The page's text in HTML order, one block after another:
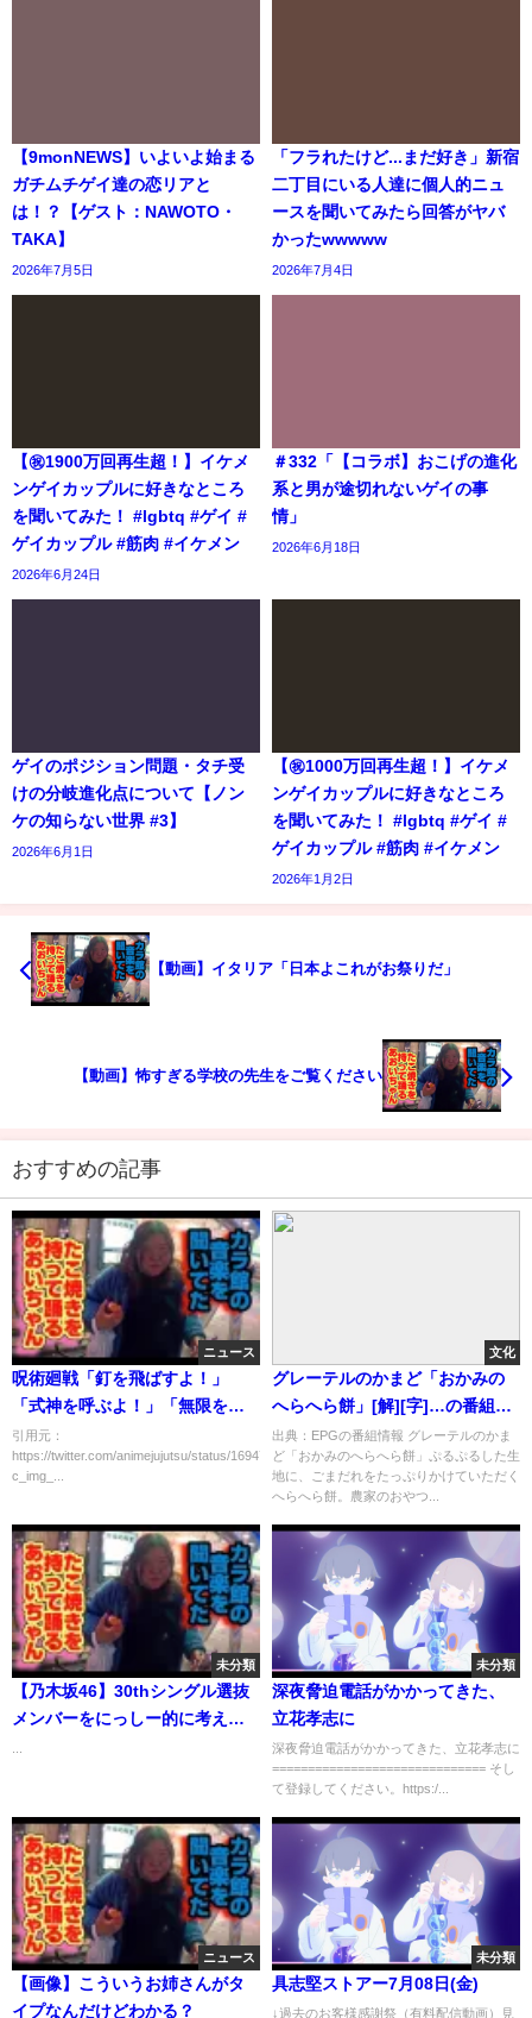
【9monNEWS】いよいよ始まる
ガチムチゲイ達の恋リアと
は！？【ゲスト：NAWOTO・
TAKA】
2026年7月5日
「フラれたけど...まだ好き」新宿
二丁目にいる人達に個人的ニュ
ースを聞いてみたら回答がヤバ
かったwwwww
2026年7月4日
【㊗️1900万回再生超！】イケメ
ンゲイカップルに好きなところ
を聞いてみた！ #lgbtq #ゲイ #
ゲイカップル #筋肉 #イケメン
2026年6月24日
＃332「【コラボ】おこげの進化
系と男が途切れないゲイの事
情」
2026年6月18日
ゲイのポジション問題・タチ受
けの分岐進化点について【ノン
ケの知らない世界 #3】
2026年6月1日
【㊗️1000万回再生超！】イケメ
ンゲイカップルに好きなところ
を聞いてみた！ #lgbtq #ゲイ #
ゲイカップル #筋肉 #イケメン
2026年1月2日
【動画】イタリア「日本よこれがお祭りだ」
【動画】怖すぎる学校の先生をご覧ください
おすすめの記事
ニュース
呪術廻戦「釘を飛ばすよ！」
「式神を呼ぶよ！」「無限を作
るよ！」←面白そう
引用元：
https://twitter.com/animejujutsu/status/1694726117855535491
c_img_...
文化
グレーテルのかまど「おかみの
へらへら餅」[解][字]…の番組内
容解析まとめ
出典：EPGの番組情報 グレーテルのかま
ど「おかみのへらへら餅」ぷるぷるした生
地に、ごまだれをたっぷりかけていただく
へらへら餅。農家のおやつ...
未分類
【乃木坂46】30thシングル選抜
メンバーをにっしー的に考えて
未分類
深夜脅迫電話がかかってきた、
立花孝志に
深夜脅迫電話がかかってきた、立花孝志に
============================== そし
て登録してください。https:/...
ニュース
【画像】こういうお姉さんがタ
イプなんだけどわかる？
未分類
具志堅ストアー7月08日(金)
↓過去のお客様感謝祭（有料配信動画）見